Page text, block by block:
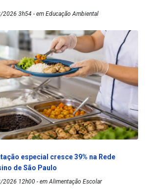
3h54 - em Educação Ambiental
especial cresce 39% na Rede
de São Paulo
12h00 - em Alimentação Escolar